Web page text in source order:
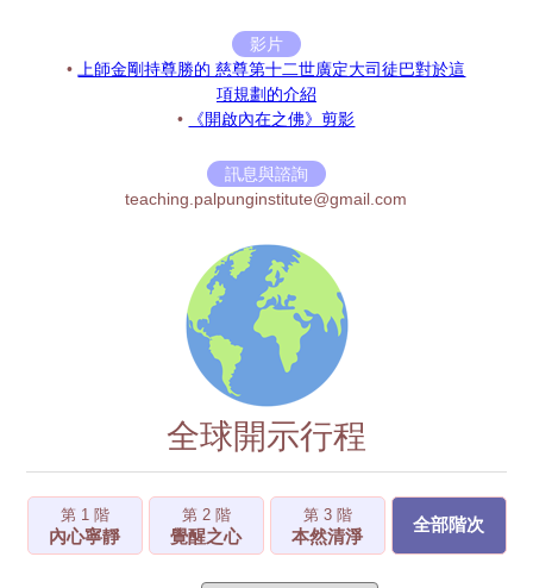
影片
•
上師金剛持尊勝的 慈尊第十二世廣定大司徒巴對於這
項規劃的介紹
•
《開啟內在之佛》剪影
訊息與諮詢
teaching.palpunginstitute@gmail.com
全球開示行程
第 1 階
內心寧靜
第 2 階
覺醒之心
第 3 階
本然清淨
全部階次